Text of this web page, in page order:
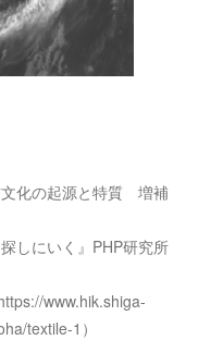
化の起源と特質 増補
しにいく』PHP研究所
www.hik.shiga-
textile-1）